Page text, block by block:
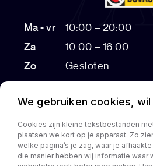
Ma - vr
10:00 – 20:00
Za
10:00 – 16:00
Zo
Gesloten
Bezichtigingen
HomeAanbodDiensten
Contact
We gebruiken cookies, wil
Cookies zijn kleine tekstbestanden
plaatsen we kort op je apparaat. Zo
welke pagina’s je zag, waar je
die manier hebben wij informatie waar